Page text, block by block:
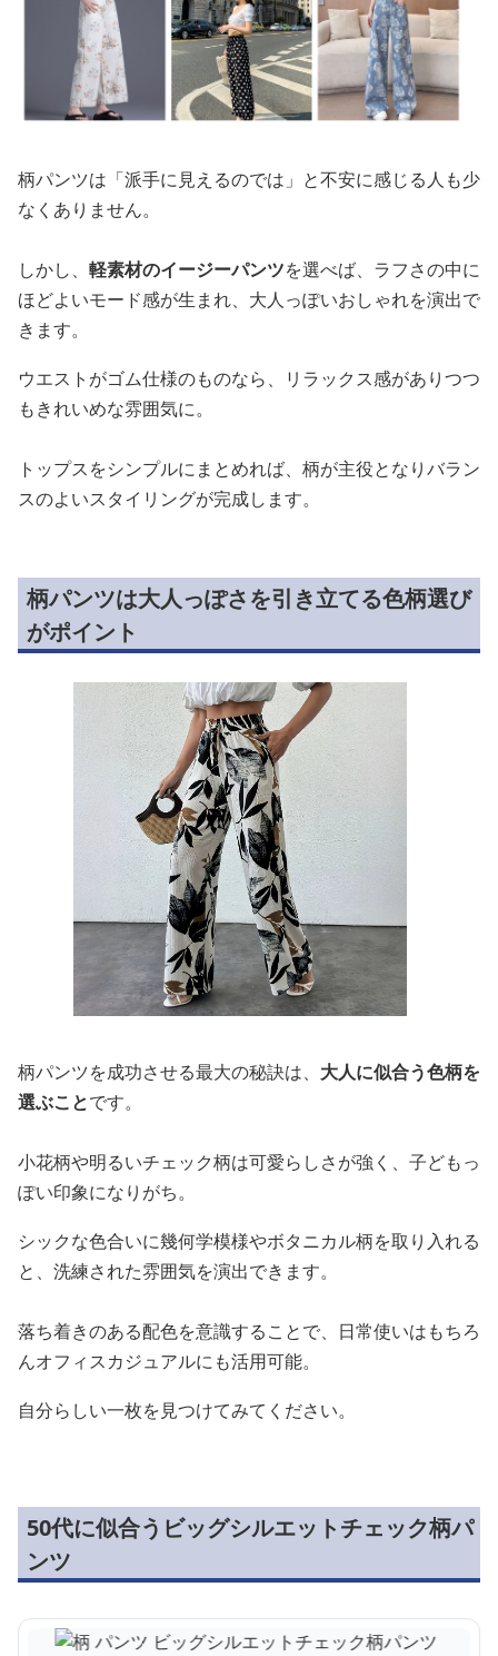
柄パンツは「派手に見えるのでは」と不安に感じる人も少
なくありません。
しかし、 軽素材のイージーパンツを選べば、ラフさの中に
ほどよいモード感が生まれ、大人っぽいおしゃれを演出で
きます。
ウエストがゴム仕様のものなら、リラックス感がありつつ
もきれいめな雰囲気に。
トップスをシンプルにまとめれば、柄が主役となりバラン
スのよいスタイリングが完成します。
柄パンツは大人っぽさを引き立てる色柄選び
がポイント
柄パンツを成功させる最大の秘訣は、 大人に似合う色柄を
選ぶことです。
小花柄や明るいチェック柄は可愛らしさが強く、子どもっ
ぽい印象になりがち。
シックな色合いに幾何学模様やボタニカル柄を取り入れる
と、洗練された雰囲気を演出できます。
落ち着きのある配色を意識することで、日常使いはもちろ
んオフィスカジュアルにも活用可能。
自分らしい一枚を見つけてみてください。
50代に似合うビッグシルエットチェック柄パ
ンツ